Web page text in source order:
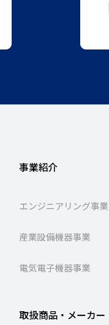
事業紹介
エンジニアリング事業
産業設備機器事業
電気電子機器事業
取扱商品・メーカー